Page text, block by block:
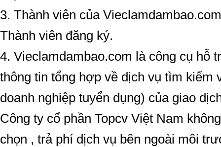
3. Thành viên của
Thành viên đăng ký.
4. Vieclamdambao.com là công cụ hỗ
thông tin tổng hợp về dịch vụ tìm kiếm
doanh nghiệp tuyển dụng) của giao
Công ty cổ phần Topcv Việt Nam
chọn , trả phí dịch vụ bên ngoài môi